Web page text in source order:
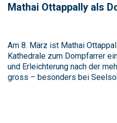
Mathai Ottappally als
Am 8. März ist Mathai
Kathedrale zum Dompfarrer
und Erleichterung nach der
gross – besonders bei